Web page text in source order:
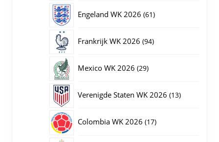
Engeland WK 2026 6161
Frankrijk WK 2026 9494
Mexico WK 2026 2929
Verenigde Staten WK 2026 1313
Colombia WK 2026 1717